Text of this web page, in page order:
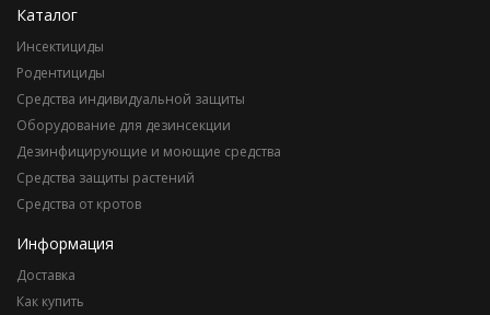
Каталог
Инсектициды
Родентициды
Средства индивидуальной защиты
Оборудование для дезинсекции
Дезинфицирующие и моющие средства
Средства защиты растений
Средства от кротов
Информация
Доставка
Как купить